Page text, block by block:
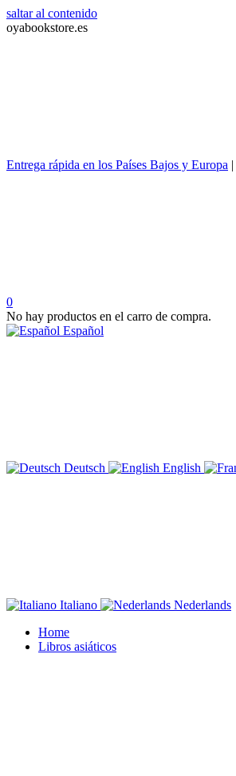
saltar al contenido
oyabookstore.es
Entrega rápida en los Países Bajos y Europa |
0
No hay productos en el carro de compra.
Español
Deutsch English
Italiano
Nederlands
Home
Libros asiáticos